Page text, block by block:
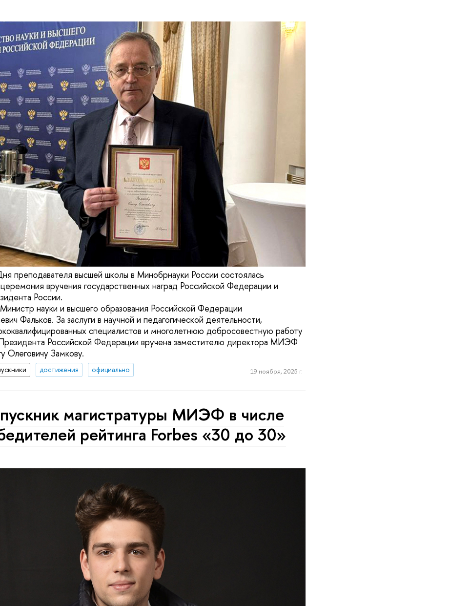
преподавателя высшей школы в Минобрнауки России состоялась
вручения государственных наград Российской Федерации и
России.
науки и высшего образования Российской Федерации
Фальков. За заслуги в научной и педагогической деятельности,
специалистов и многолетнюю добросовестную работу
Российской Федерации вручена заместителю директора МИЭФ
Замкову.
достижения официально 19 ноября, 2025 г.
магистратуры МИЭФ в числе
рейтинга Forbes «30 до 30»